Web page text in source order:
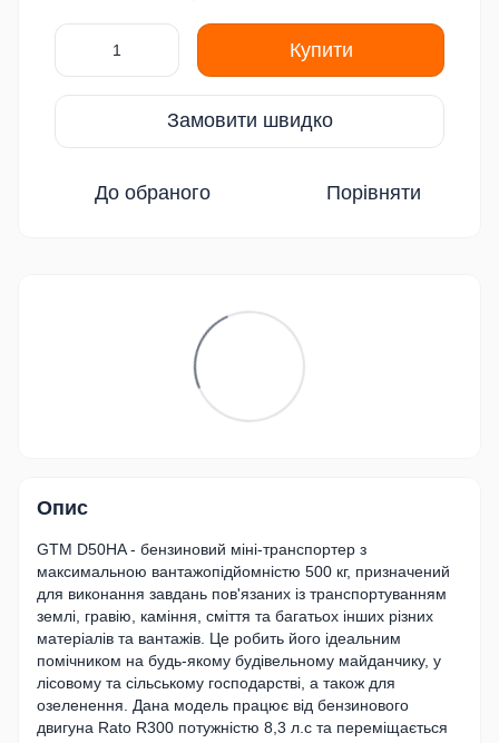
Купити
Замовити швидко
До обраного Порівняти
Опис
GTM D50HA - бензиновий міні-транспортер з
максимальною вантажопідйомністю 500 кг, призначений
для виконання завдань пов'язаних із транспортуванням
землі, гравію, каміння, сміття та багатьох інших різних
матеріалів та вантажів. Це робить його ідеальним
помічником на будь-якому будівельному майданчику, у
лісовому та сільському господарстві, а також для
озеленення. Дана модель працює від бензинового
двигуна Rato R300 потужністю 8,3 л.с та переміщається